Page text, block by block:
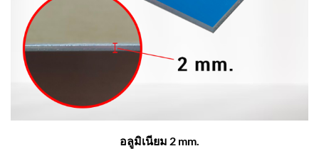
อลูมิเนียม 2 mm.